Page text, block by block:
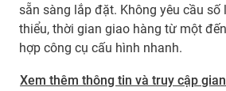
sẵn sàng lắp đặt. Không yêu cầu
thiểu, thời gian giao hàng từ một
hợp công cụ cấu hình nhanh.
Xem thêm thông tin và truy cập